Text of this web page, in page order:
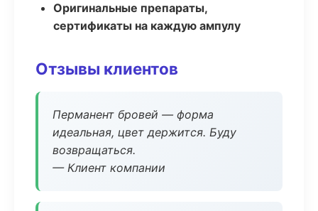
Оригинальные препараты,
сертификаты на каждую ампулу
Отзывы клиентов
Перманент бровей — форма
идеальная, цвет держится. Буду
возвращаться.
— Клиент компании